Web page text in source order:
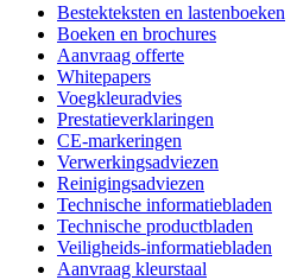
Bestekteksten en lastenboeken
Boeken en brochures
Aanvraag offerte
Whitepapers
Voegkleuradvies
Prestatieverklaringen
CE-markeringen
Verwerkingsadviezen
Reinigingsadviezen
Technische informatiebladen
Technische productbladen
Veiligheids-informatiebladen
Aanvraag kleurstaal